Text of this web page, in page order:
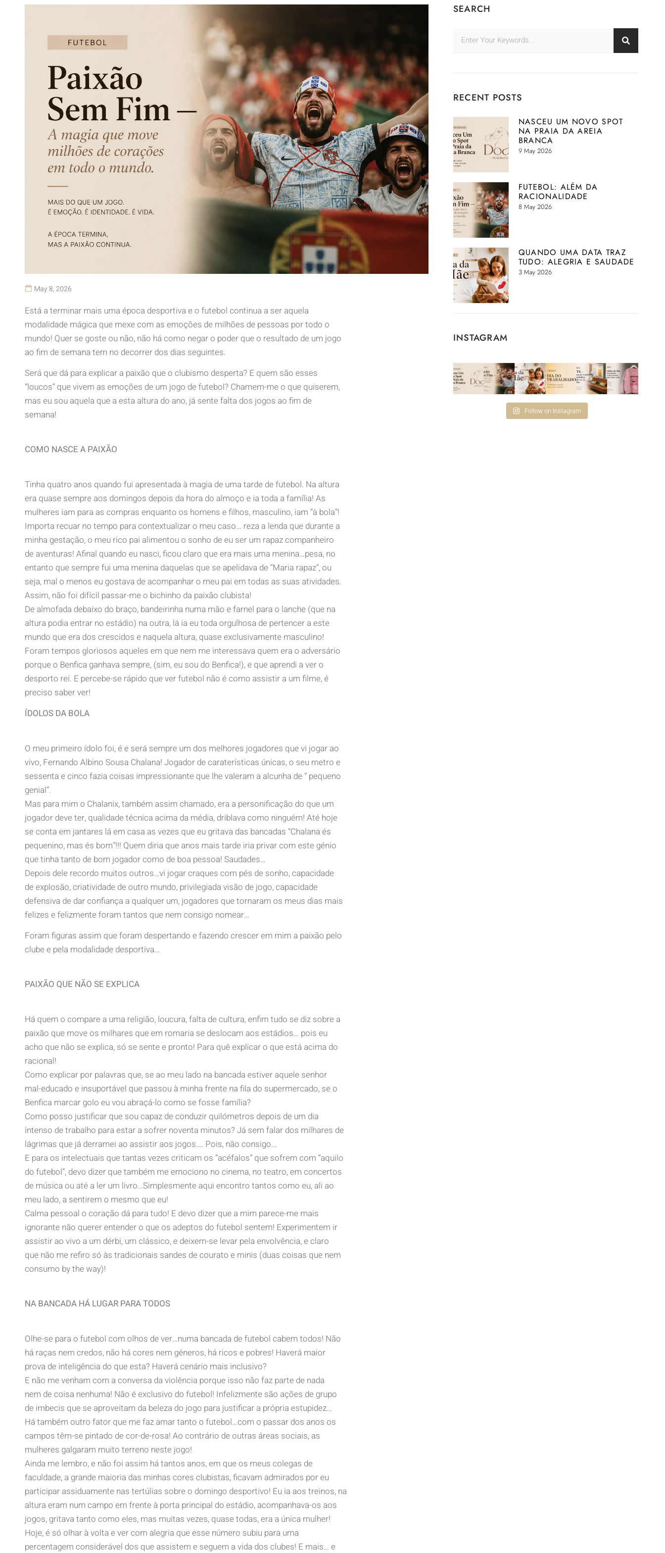
May 8, 2026
Está a terminar mais uma época desportiva e o futebol continua a ser aquela
modalidade mágica que mexe com as emoções de milhões de pessoas por todo o
mundo! Quer se goste ou não, não há como negar o poder que o resultado de um jogo
ao fim de semana tem no decorrer dos dias seguintes.
Será que dá para explicar a paixão que o clubismo desperta? E quem são esses
“loucos” que vivem as emoções de um jogo de futebol? Chamem-me o que quiserem,
mas eu sou aquela que a esta altura do ano, já sente falta dos jogos ao fim de
semana!
COMO NASCE A PAIXÃO
Tinha quatro anos quando fui apresentada à magia de uma tarde de futebol. Na altura
era quase sempre aos domingos depois da hora do almoço e ia toda a família! As
mulheres iam para as compras enquanto os homens e filhos, masculino, iam “à bola”!
Importa recuar no tempo para contextualizar o meu caso… reza a lenda que durante a
minha gestação, o meu rico pai alimentou o sonho de eu ser um rapaz companheiro
de aventuras! Afinal quando eu nasci, ficou claro que era mais uma menina…pesa, no
entanto que sempre fui uma menina daquelas que se apelidava de “Maria rapaz”, ou
seja, mal o menos eu gostava de acompanhar o meu pai em todas as suas atividades.
Assim, não foi difícil passar-me o bichinho da paixão clubista!
De almofada debaixo do braço, bandeirinha numa mão e farnel para o lanche (que na
altura podia entrar no estádio) na outra, lá ia eu toda orgulhosa de pertencer a este
mundo que era dos crescidos e naquela altura, quase exclusivamente masculino!
Foram tempos gloriosos aqueles em que nem me interessava quem era o adversário
porque o Benfica ganhava sempre, (sim, eu sou do Benfica!), e que aprendi a ver o
desporto rei. E percebe-se rápido que ver futebol não é como assistir a um filme, é
preciso saber ver!
ÍDOLOS DA BOLA
O meu primeiro ídolo foi, é e será sempre um dos melhores jogadores que vi jogar ao
vivo, Fernando Albino Sousa Chalana! Jogador de caraterísticas únicas, o seu metro e
sessenta e cinco fazia coisas impressionante que lhe valeram a alcunha de “ pequeno
genial”.
Mas para mim o Chalanix, também assim chamado, era a personificação do que um
jogador deve ter, qualidade técnica acima da média, driblava como ninguém! Até hoje
se conta em jantares lá em casa as vezes que eu gritava das bancadas “Chalana és
pequenino, mas és bom”!!! Quem diria que anos mais tarde iria privar com este génio
que tinha tanto de bom jogador como de boa pessoa! Saudades…
Depois dele recordo muitos outros…vi jogar craques com pés de sonho, capacidade
de explosão, criatividade de outro mundo, privilegiada visão de jogo, capacidade
defensiva de dar confiança a qualquer um, jogadores que tornaram os meus dias mais
felizes e felizmente foram tantos que nem consigo nomear…
Foram figuras assim que foram despertando e fazendo crescer em mim a paixão pelo
clube e pela modalidade desportiva…
PAIXÃO QUE NÃO SE EXPLICA
Há quem o compare a uma religião, loucura, falta de cultura, enfim tudo se diz sobre a
paixão que move os milhares que em romaria se deslocam aos estádios… pois eu
acho que não se explica, só se sente e pronto! Para quê explicar o que está acima do
racional!
Como explicar por palavras que, se ao meu lado na bancada estiver aquele senhor
mal-educado e insuportável que passou à minha frente na fila do supermercado, se o
Benfica marcar golo eu vou abraçá-lo como se fosse família?
Como posso justificar que sou capaz de conduzir quilómetros depois de um dia
intenso de trabalho para estar a sofrer noventa minutos? Já sem falar dos milhares de
lágrimas que já derramei ao assistir aos jogos…. Pois, não consigo…
E para os intelectuais que tantas vezes criticam os “acéfalos” que sofrem com “aquilo
do futebol”, devo dizer que também me emociono no cinema, no teatro, em concertos
de música ou até a ler um livro…Simplesmente aqui encontro tantos como eu, ali ao
meu lado, a sentirem o mesmo que eu!
Calma pessoal o coração dá para tudo! E devo dizer que a mim parece-me mais
ignorante não querer entender o que os adeptos do futebol sentem! Experimentem ir
assistir ao vivo a um dérbi, um clássico, e deixem-se levar pela envolvência, e claro
que não me refiro só às tradicionais sandes de courato e minis (duas coisas que nem
consumo by the way)!
NA BANCADA HÁ LUGAR PARA TODOS
Olhe-se para o futebol com olhos de ver…numa bancada de futebol cabem todos! Não
há raças nem credos, não há cores nem géneros, há ricos e pobres! Haverá maior
prova de inteligência do que esta? Haverá cenário mais inclusivo?
E não me venham com a conversa da violência porque isso não faz parte de nada
nem de coisa nenhuma! Não é exclusivo do futebol! Infelizmente são ações de grupo
de imbecis que se aproveitam da beleza do jogo para justificar a própria estupidez…
Há também outro fator que me faz amar tanto o futebol…com o passar dos anos os
campos têm-se pintado de cor-de-rosa! Ao contrário de outras áreas sociais, as
mulheres galgaram muito terreno neste jogo!
Ainda me lembro, e não foi assim há tantos anos, em que os meus colegas de
faculdade, a grande maioria das minhas cores clubistas, ficavam admirados por eu
participar assiduamente nas tertúlias sobre o domingo desportivo! Eu ia aos treinos, na
altura eram num campo em frente à porta principal do estádio, acompanhava-os aos
jogos, gritava tanto como eles, mas muitas vezes, quase todas, era a única mulher!
Hoje, é só olhar à volta e ver com alegria que esse número subiu para uma
percentagem considerável dos que assistem e seguem a vida dos clubes! E mais… e
SEARCH
RECENT POSTS
NASCEU UM NOVO SPOT
NA PRAIA DA AREIA
BRANCA
9 May 2026
FUTEBOL: ALÉM DA
RACIONALIDADE
8 May 2026
QUANDO UMA DATA TRAZ
TUDO: ALEGRIA E SAUDADE
3 May 2026
INSTAGRAM
Follow on Instagram